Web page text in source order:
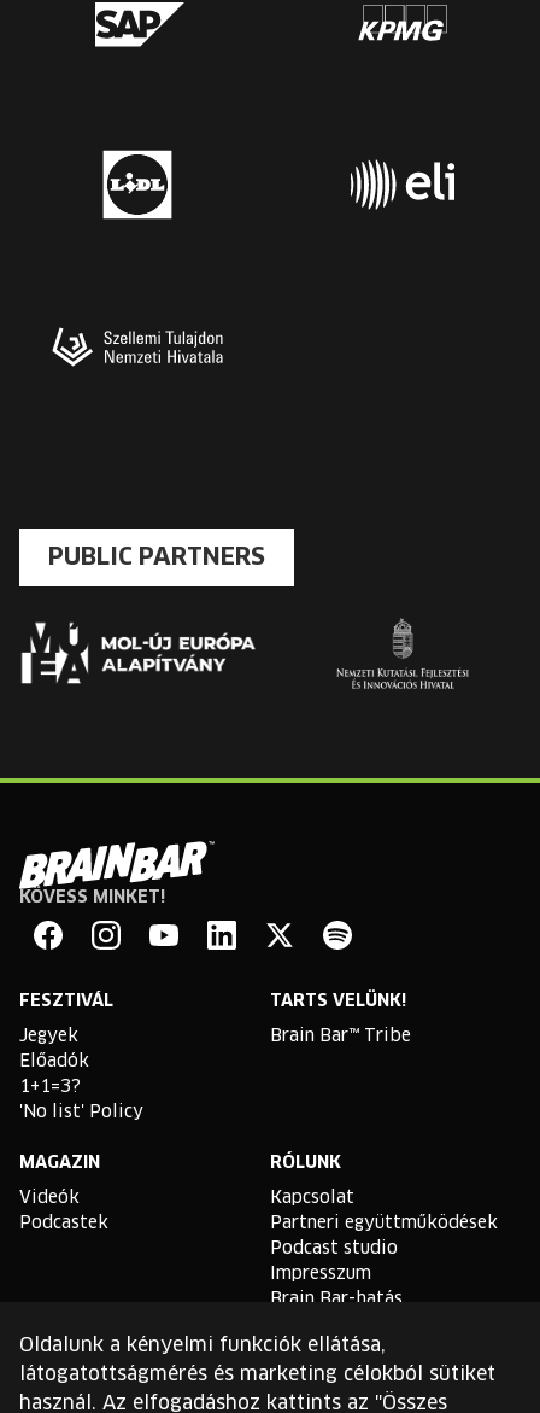
PUBLIC PARTNERS
Brain
Bar
KÖVESS MINKET!
FESZTIVÁL
Jegyek
Előadók
1+1=3?
'No list' Policy
TARTS VELÜNK!
Brain Bar™ Tribe
MAGAZIN
Videók
Podcastek
RÓLUNK
Kapcsolat
Partneri együttműködések
Podcast studio
Impresszum
Brain Bar-hatás
TLDR
Általános Szerződési
Oldalunk a kényelmi funkciók ellátása,
látogatottságmérés és marketing célokból sütiket
használ. Az elfogadáshoz kattints az "Összes